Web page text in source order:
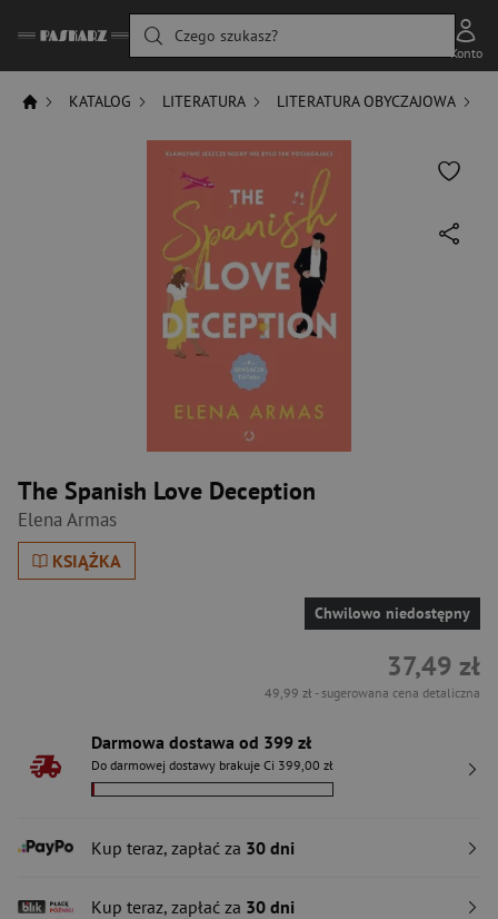
Czego szukasz?
Konto
KATALOG LITERATURA LITERATURA OBYCZAJOWA
The Spanish Love Deception
Elena Armas
KSIĄŻKA
Chwilowo niedostępny
37,49 zł
49,99 zł - sugerowana cena detaliczna
Darmowa dostawa od 399 zł
Do darmowej dostawy brakuje Ci 399,00 zł
Kup teraz, zapłać za 30 dni
Kup teraz, zapłać za 30 dni